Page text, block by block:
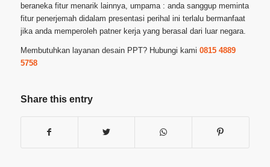
beraneka fitur menarik lainnya, umpama : anda sanggup meminta
fitur penerjemah didalam presentasi perihal ini terlalu bermanfaat
jika anda memperoleh patner kerja yang berasal dari luar negara.
Membutuhkan layanan desain PPT? Hubungi kami 0815 4889
5758
Share this entry